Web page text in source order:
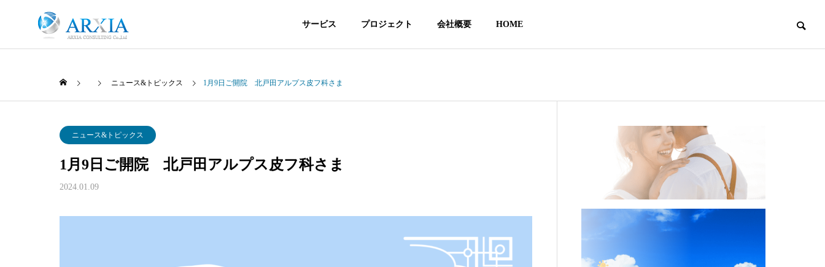
サービス プロジェクト 会社概要 HOME
相続・贈与 ドクター
MESSAGE
ニュース&トピックス 1月9日ご開院 北戸田アルプス皮フ科さま
ニュース&トピックス
1月9日ご開院 北戸田アルプス皮フ科さま
2024.01.09